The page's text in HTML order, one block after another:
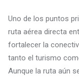
Uno de los puntos
ruta aérea directa
fortalecer la
tanto el turismo
Aunque la ruta aún